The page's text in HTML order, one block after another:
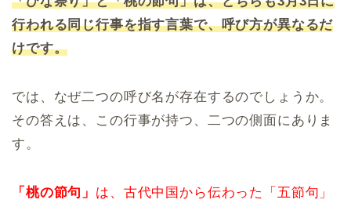
行われる同じ行事を指す言葉で、呼び方が異なるだ
けです。
では、なぜ二つの呼び名が存在するのでしょうか。
その答えは、この行事が持つ、二つの側面にありま
す。
「桃の節句」 は、古代中国から伝わった「五節句」